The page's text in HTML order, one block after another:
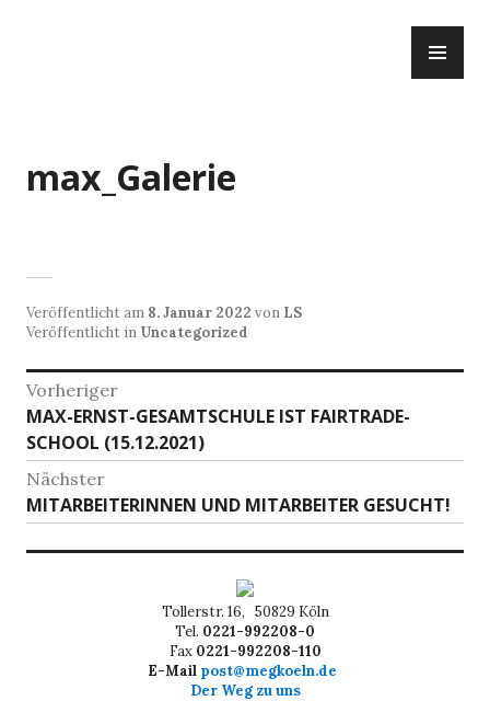
max_Galerie
Veröffentlicht am 8. Januar 2022 von LS
Veröffentlicht in Uncategorized
Beitragsnavigation
Vorheriger
Vorheriger
Beitrag:
MAX-ERNST-GESAMTSCHULE IST FAIRTRADE-
SCHOOL (15.12.2021)
Nächster
Nächster
Beitrag:
MITARBEITERINNEN UND MITARBEITER GESUCHT!
Tollerstr. 16, 50829 Köln
Tel. 0221-992208-0
Fax 0221-992208-110
E-Mail post@megkoeln.de
Der Weg zu uns